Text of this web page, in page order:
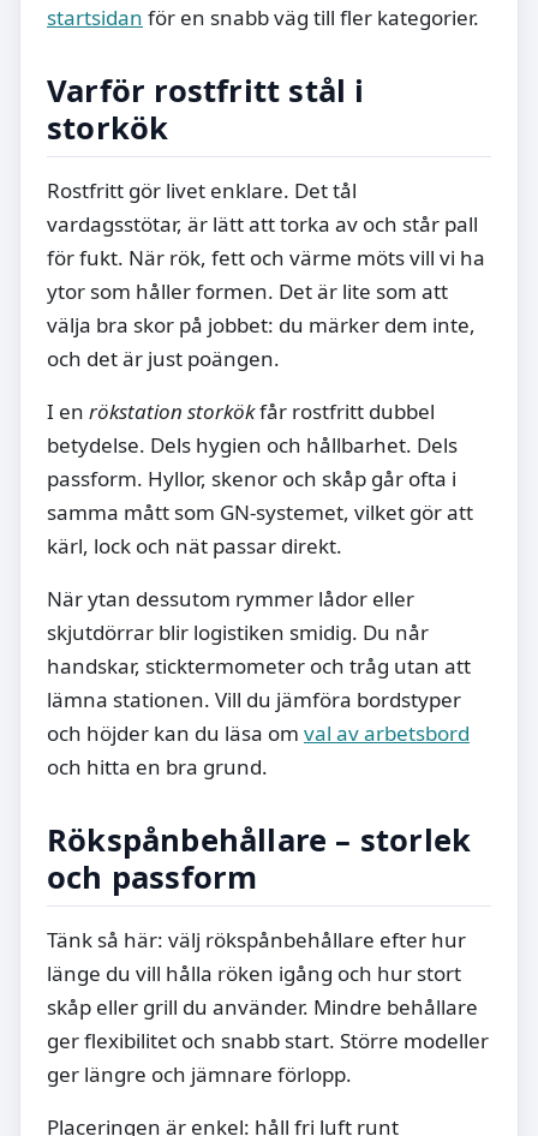
startsidan för en snabb väg till fler kategorier.
Varför rostfritt stål i
storkök
Rostfritt gör livet enklare. Det tål
vardagsstötar, är lätt att torka av och står pall
för fukt. När rök, fett och värme möts vill vi ha
ytor som håller formen. Det är lite som att
välja bra skor på jobbet: du märker dem inte,
och det är just poängen.
I en rökstation storkökfår rostfritt dubbel
betydelse. Dels hygien och hållbarhet. Dels
passform. Hyllor, skenor och skåp går ofta i
samma mått som GN-systemet, vilket gör att
kärl, lock och nät passar direkt.
När ytan dessutom rymmer lådor eller
skjutdörrar blir logistiken smidig. Du når
handskar, sticktermometer och tråg utan att
lämna stationen. Vill du jämföra bordstyper
och höjder kan du läsa om val av arbetsbord
och hitta en bra grund.
Rökspånbehållare – storlek
och passform
Tänk så här: välj rökspånbehållare efter hur
länge du vill hålla röken igång och hur stort
skåp eller grill du använder. Mindre behållare
ger flexibilitet och snabb start. Större modeller
ger längre och jämnare förlopp.
Placeringen är enkel: håll fri luft runt